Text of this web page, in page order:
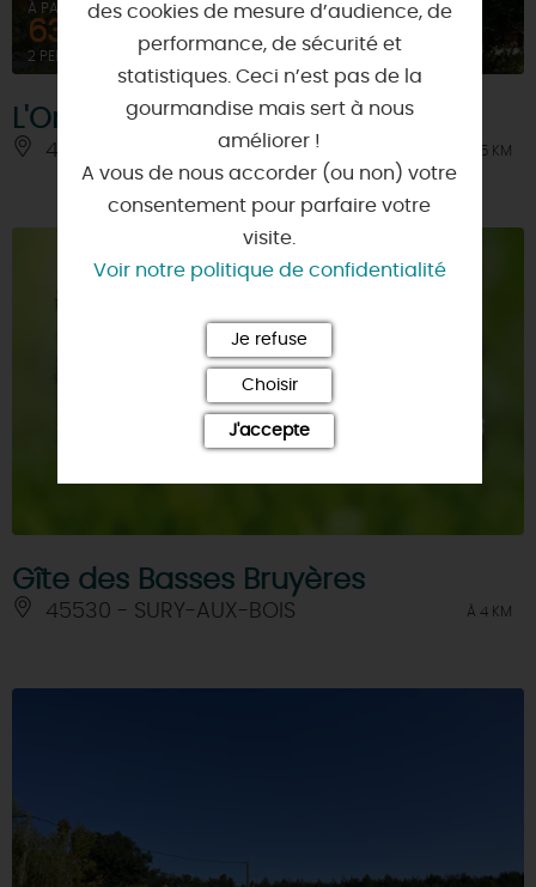
À PARTIR DE
63€
2 PERSONNES
L'Orée du Bois
45530 - VITRY-AUX-LOGES À 3.5 KM
Gîte des Basses Bruyères
45530 - SURY-AUX-BOIS À 4 KM
des cookies de mesure d’audience, de
performance, de sécurité et
statistiques. Ceci n’est pas de la
gourmandise mais sert à nous
améliorer !
A vous de nous accorder (ou non) votre
consentement pour parfaire votre
visite.
Voir notre politique de confidentialité
Je refuse
Choisir
J'accepte